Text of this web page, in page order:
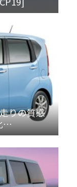
りの質感